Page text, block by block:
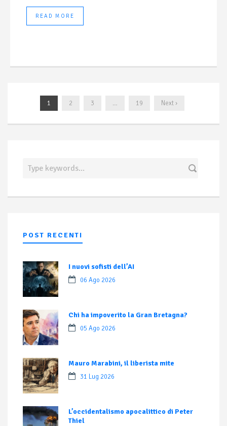
READ MORE
1 2 3 … 19 Next ›
POST RECENTI
I nuovi sofisti dell’AI
06 Ago 2026
Chi ha impoverito la Gran Bretagna?
05 Ago 2026
Mauro Marabini, il liberista mite
31 Lug 2026
L’occidentalismo apocalittico di Peter
Thiel